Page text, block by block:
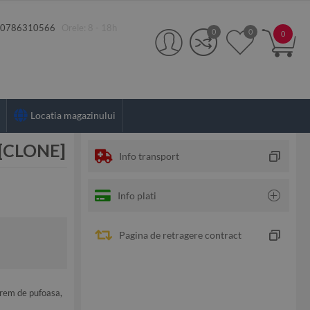
0786310566
0
0 0
Locatia magazinului
de pufoasa,
Info transport
Info plati
Pagina de retragere contract